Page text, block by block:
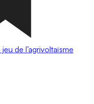
de l’agrivoltaïsme